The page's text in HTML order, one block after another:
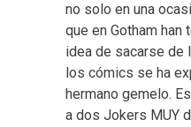
no solo en una
que en Gotham han
idea de sacarse de
los cómics se ha
hermano gemelo.
a dos Jokers MUY